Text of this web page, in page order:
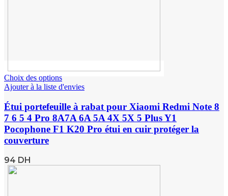
Choix des options
Ajouter à la liste d'envies
Étui portefeuille à rabat pour Xiaomi Redmi Note 8
7 6 5 4 Pro 8A7A 6A 5A 4X 5X 5 Plus Y1
Pocophone F1 K20 Pro étui en cuir protéger la
couverture
94 DH